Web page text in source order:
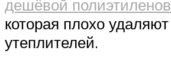
дешёвой
которая плохо удаляют
утеплителей.